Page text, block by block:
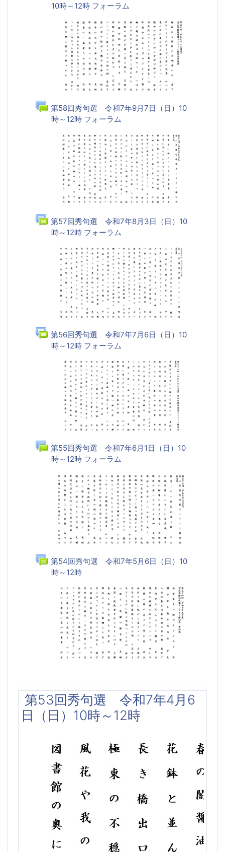
10時～12時 フォーラム
第58回秀句選 令和7年9月7日（日）10
時～12時 フォーラム
第57回秀句選 令和7年8月3日（日）10
時～12時 フォーラム
第56回秀句選 令和7年7月6日（日）10
時～12時 フォーラム
第55回秀句選 令和7年6月1日（日）10
時～12時 フォーラム
第54回秀句選 令和7年5月6日（日）10
時～12時フォーラム
第53回秀句選 令和7年4月6
日（日）10時～12時